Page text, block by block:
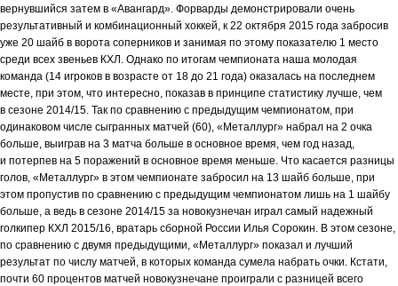
вернувшийся затем в «Авангард». Форварды демонстрировали очень
результативный и комбинационный хоккей, к 22 октября 2015 года забросив
уже 20 шайб в ворота соперников и занимая по этому показателю 1 место
среди всех звеньев КХЛ. Однако по итогам чемпионата наша молодая
команда (14 игроков в возрасте от 18 до 21 года) оказалась на последнем
месте, при этом, что интересно, показав в принципе статистику лучше, чем
в сезоне 2014/15. Так по сравнению с предыдущим чемпионатом, при
одинаковом числе сыгранных матчей (60), «Металлург» набрал на 2 очка
больше, выиграв на 3 матча больше в основное время, чем год назад,
и потерпев на 5 поражений в основное время меньше. Что касается разницы
голов, «Металлург» в этом чемпионате забросил на 13 шайб больше, при
этом пропустив по сравнению с предыдущим чемпионатом лишь на 1 шайбу
больше, а ведь в сезоне 2014/15 за новокузнечан играл самый надежный
голкипер КХЛ 2015/16, вратарь сборной России Илья Сорокин. В этом сезоне,
по сравнению с двумя предыдущими, «Металлург» показал и лучший
результат по числу матчей, в которых команда сумела набрать очки. Кстати,
почти 60 процентов матчей новокузнечане проиграли с разницей всего